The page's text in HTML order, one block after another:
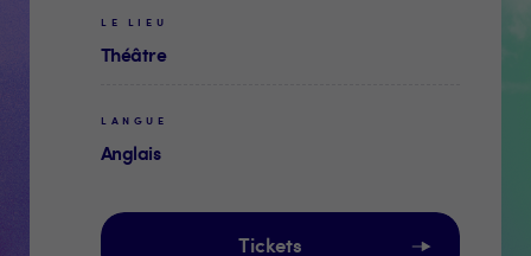
LE LIEU
Théâtre
LANGUE
Anglais
Tickets